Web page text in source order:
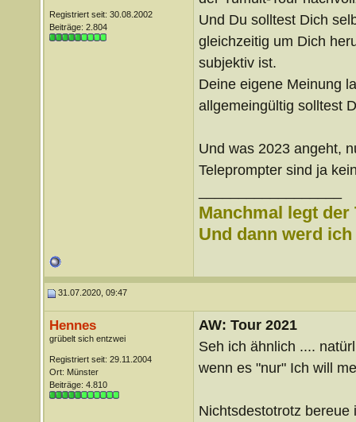
Registriert seit: 30.08.2002
Beiträge: 2.804
Und Du solltest Dich
gleichzeitig um Dich
subjektiv ist.
Deine eigene Meinung
allgemeingültig solltest
Und was 2023 angeht,
Teleprompter sind ja
Manchmal legt
Und dann werd
31.07.2020, 09:47
Hennes
grübelt sich entzwei
Registriert seit: 29.11.2004
Ort: Münster
Beiträge: 4.810
AW: Tour 2021
Seh ich ähnlich ....
wenn es "nur" Ich will
Nichtsdestotrotz